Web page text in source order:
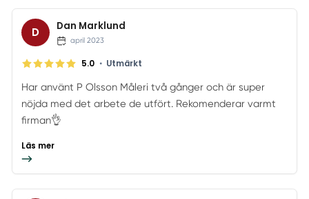
D Dan Marklund
april 2023
5.0 • Utmärkt
Har använt P Olsson Måleri två gånger och är super
nöjda med det arbete de utfört. Rekomenderar varmt
firman👌
Läs mer